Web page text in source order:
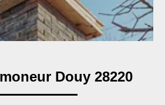
Douy 28220